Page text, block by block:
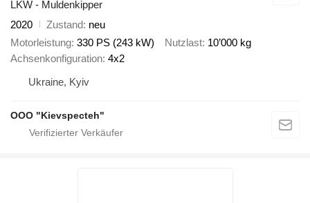
LKW - Muldenkipper
2020
Zustand neu
Motorleistung 330 PS (243 kW) Nutzlast 10’000 kg
Achsenkonfiguration 4x2
Ukraine, Kyiv
OOO "Kievspecteh"